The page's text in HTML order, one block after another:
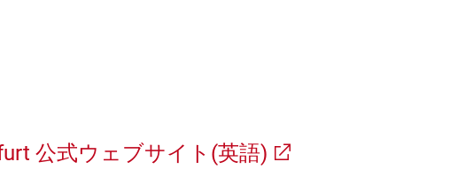
公式ウェブサイト(英語)